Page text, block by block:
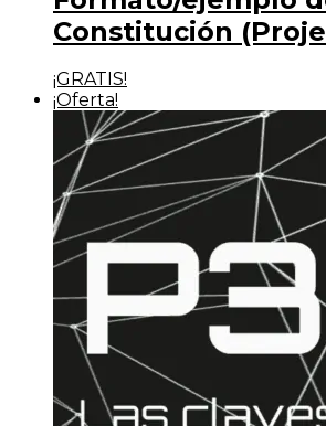
Constitución
¡GRATIS!
¡Oferta!